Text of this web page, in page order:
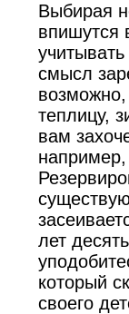
Выбирая
впишутся
смысл
теплицу,
вам
лет
который
своего